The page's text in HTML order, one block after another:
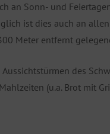
an Sonn- und
ist dies auch an
Meter entfernt
des
(u.a. Brot mit